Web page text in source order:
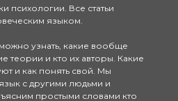
психологии. Все статьи
языком.
узнать, какие вообще
теории и кто их авторы. Какие
и как понять свой. Мы
с другими людьми и
простыми словами кто